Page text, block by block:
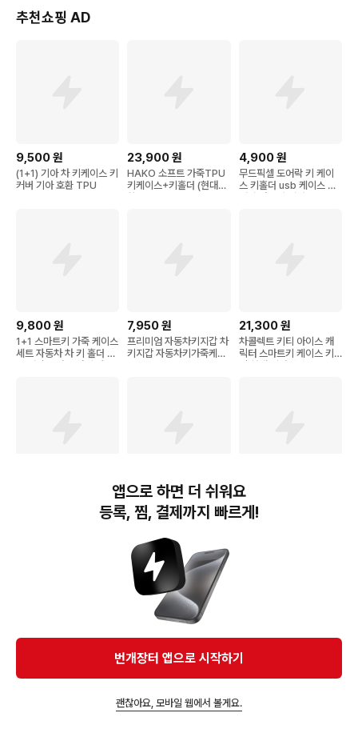
추천쇼핑 AD
9,500원
(1+1) 기아 차 키케이스 키
커버 기아 호환 TPU
23,900원
HAKO 소프트 가죽TPU
키케이스+키홀더 (현대호
환)
4,900원
무드픽셀 도어락 키 케이
스 키홀더 usb 케이스 도
어락 카드키 케이스
9,800원
1+1 스마트키 가죽 케이스
세트 자동차 차 키 홀더 레
7,950원
프리미엄 자동차키지갑 차
키지갑 자동차키가죽케이
21,300원
차콜렉트 키티 아이스 캐
릭터 스마트키 케이스 키
라라바나 현대 자동차 차
21,440원
바이어웨이 호랑이 차키케
이스 자동차 스마트키 커
7,950
프리미엄 자동차키지갑 차
키지갑 자동차키가죽케이
번개장터(주) 사업자정보, 이용약관 및 기타 법적고지
번개장터㈜는 통신판매중개자이며, 통신판매의 당사자가 아닙니다. 전자상거래 등에서의
소비자보호에 관한 법률 등 관련 법령 및 번개장터㈜의 약관에 따라 상품, 상품정보, 거래에 관한 책임은
개별 판매자에게 귀속하고, 번개장터㈜는 원칙적으로 회원간 거래에 대하여 책임을 지지 않습니다.
다만, 번개장터㈜가 직접 판매하는 상품에 대한 책임은 번개장터㈜에게 귀속합니다.
앱으로 하면 더 쉬워요
등록, 찜, 결제까지 빠르게!
번개장터 앱으로 시작하기
괜찮아요, 모바일 웹에서 볼게요.